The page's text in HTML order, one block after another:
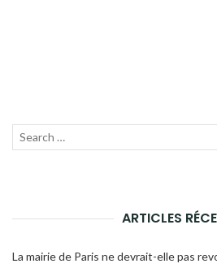
Recherche
ARTICLES
La mairie de Paris ne devrait-elle pas